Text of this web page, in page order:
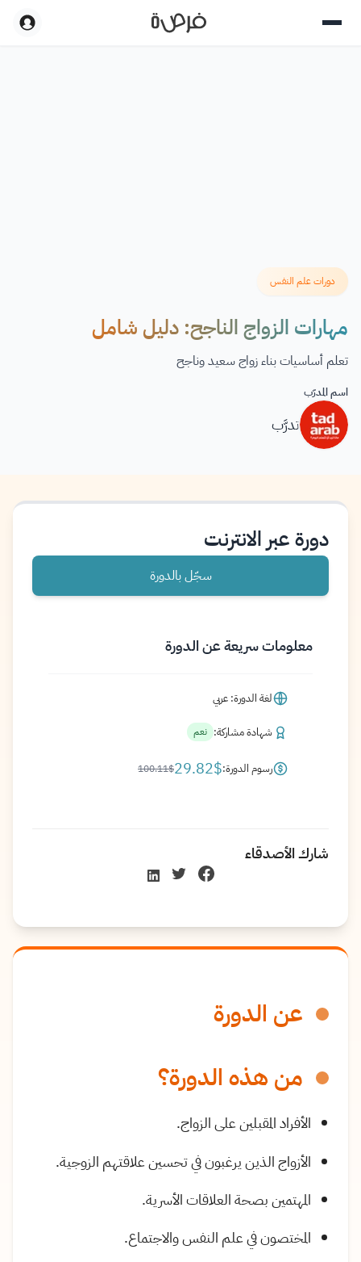
دورات علم النفس
مهارات الزواج الناجح: دليل شامل
تعلم أساسيات بناء زواج سعيد وناجح
اسم المدرّب
تدرَّب
عن الدورة
من هذه الدورة؟
الأفراد المقبلين على الزواج.
الأزواج الذين يرغبون في تحسين علاقتهم الزوجية.
المهتمين بصحة العلاقات الأسرية.
المختصون في علم النفس والاجتماع.
دورة عبر الانترنت
سجّل بالدورة
معلومات سريعة عن الدورة
لغة الدورة: عربي
شهادة مشاركة: نعم
رسوم الدورة: 29.82$
100.11$
شارك الأصدقاء